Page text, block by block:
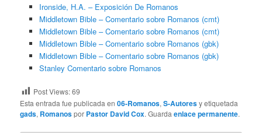
Ironside, H.A. – Exposición De Romanos
Middletown Bible – Comentario sobre Romanos (cmt)
Middletown Bible – Comentario sobre Romanos (cmt)
Middletown Bible – Comentario sobre Romanos (gbk)
Middletown Bible – Comentario sobre Romanos (gbk)
Stanley Comentario sobre Romanos
Post Views:69
Esta entrada fue publicada en06-Romanos,S-Autoresy etiquetada
gads, Romanospor Pastor David Cox. Guardaenlace permanente.